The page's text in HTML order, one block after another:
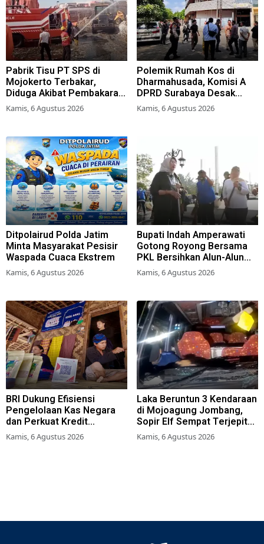
Pabrik Tisu PT SPS di
Mojokerto Terbakar,
Diduga Akibat Pembakaran
Lahan Tebu
Kamis, 6 Agustus 2026
Polemik Rumah Kos di
Dharmahusada, Komisi A
DPRD Surabaya Desak
Pemkot Terbitkan Perwali
Perda Hunian Layak
Kamis, 6 Agustus 2026
Ditpolairud Polda Jatim
Minta Masyarakat Pesisir
Waspada Cuaca Ekstrem
Kamis, 6 Agustus 2026
Bupati Indah Amperawati
Gotong Royong Bersama
PKL Bersihkan Alun-Alun
Lumajang
Kamis, 6 Agustus 2026
BRI Dukung Efisiensi
Pengelolaan Kas Negara
dan Perkuat Kredit
Berkualitas demi Dongkrak
Sektor Riil
Kamis, 6 Agustus 2026
Laka Beruntun 3 Kendaraan
di Mojoagung Jombang,
Sopir Elf Sempat Terjepit
Kemudi
Kamis, 6 Agustus 2026